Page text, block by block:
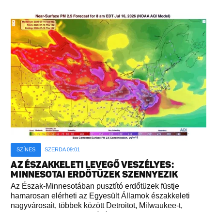
SZÍNES SZERDA 09:01
AZ ÉSZAKKELETI LEVEGŐ VESZÉLYES:
MINNESOTAI ERDŐTÜZEK SZENNYEZIK
Az Észak-Minnesotában pusztító erdőtüzek füstje
hamarosan elérheti az Egyesült Államok északkeleti
nagyvárosait, többek között Detroitot, Milwaukee-t,